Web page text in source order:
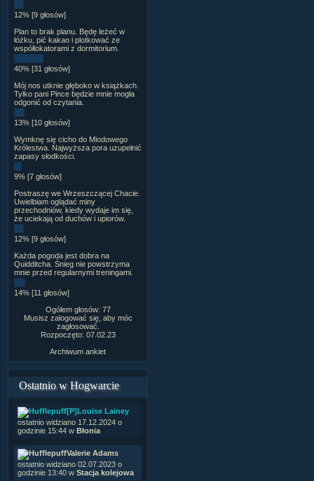
12% [9 głosów]
Plan to brak planu. Będę leżeć w
łóżku, pić kakao i plotkować ze
współlokatorami z dormitorium.
40% [31 głosów]
Mój nos utknie głęboko w książkach.
Tylko pani Pince będzie mnie mogła
odgonić od czytania.
13% [10 głosów]
Wymknę się cicho do Miodowego
Królestwa. Najwyższa pora uzupełnić
zapasy słodkości.
9% [7 głosów]
Postraszę we Wrzeszczącej Chacie.
Uwielbiam oglądać miny
przechodniów, kiedy wydaje im się,
że uciekają od duchów i upiorów.
12% [9 głosów]
Każda pogoda jest dobra na
Quidditcha. Śnieg nie powstrzyma
mnie przed regularnymi treningami.
14% [11 głosów]
Ogółem głosów: 77
Musisz zalogować się, aby móc
zagłosować.
Rozpoczęto: 07.02.23
Archiwum ankiet
Ostatnio w Hogwarcie
[P]Louise Lainey
ostatnio widziano 17.12.2024 o
godzinie 15:44 w Błonia
Valerie Adams
ostatnio widziano 02.07.2023 o
godzinie 13:40 w Stacja kolejowa